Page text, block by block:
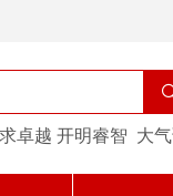
卓越 开明睿智 大